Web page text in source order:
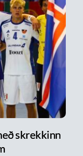
skrekkinn